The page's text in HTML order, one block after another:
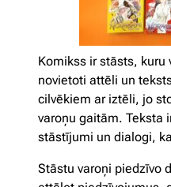
Komikss ir stāsts, kuru
novietoti attēli un
cilvēkiem ar iztēli, jo
varoņu gaitām. Teksta
stāstījumi un dialogi,
Stāstu varoņi piedzīvo